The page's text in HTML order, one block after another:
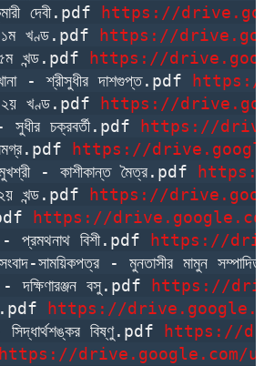
দেবী.pdf
https://
১ম খণ্ড.pdf
https://
৫ম খন্ড.pdf
https://
- শ্রীসুধীর দাশগুপ্ত.pdf
https://
২য় খণ্ড.pdf
https://
সুধীর চক্রবর্তী.pdf
https://
https://
- কাশীকান্ত মৈত্র.pdf
https://
২য় খন্ড.pdf
https://
https://drive.google.com/
- প্রমথনাথ বিশী.pdf
https://
সাময়িকপত্র - মুনতাসীর মামুন
- দক্ষিণারঞ্জন বসু.pdf
https://
https://drive.google.com/
বিষ্ণু.pdf
https://
https://drive.google.com/